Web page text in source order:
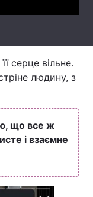
серце вільне.
людину, з
що все ж
і взаємне